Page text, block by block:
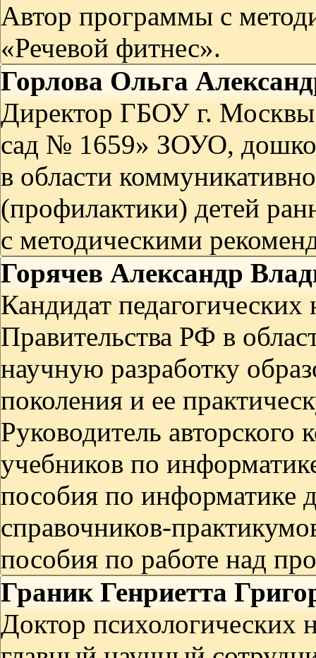
Автор программы с
«Речевой фитнес».
Горлова Ольга
Директор ГБОУ г. Москвы
сад № 1659» ЗОУО,
в области
(профилактики) детей
с методическими
Горячев Александр
Кандидат педагогических
Правительства РФ в
научную разработку
поколения и ее
Руководитель авторского
учебников по
пособия по информатике
справочников-
пособия по работе над
Граник Генриетта
Доктор психологических